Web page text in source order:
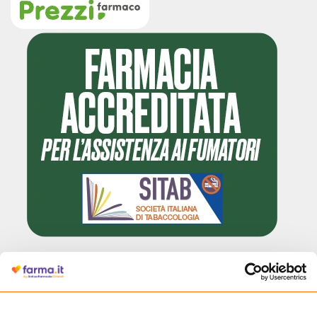
autorizzata dal Ministero della Salute a effettuare la vendita online di